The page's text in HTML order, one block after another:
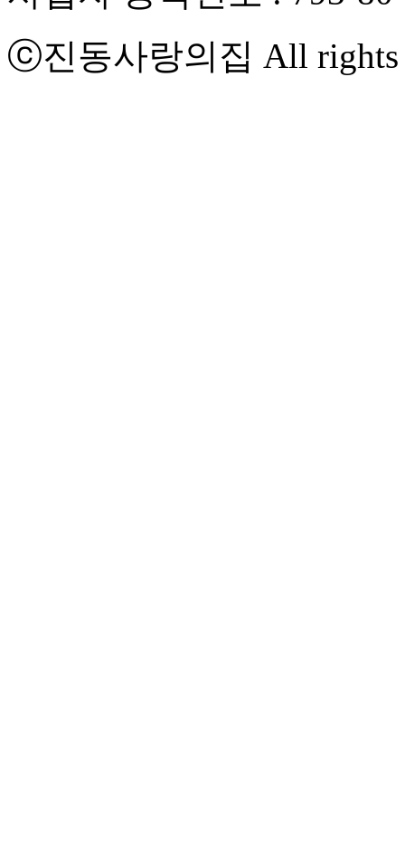
ⓒ진동사랑의집 All rights